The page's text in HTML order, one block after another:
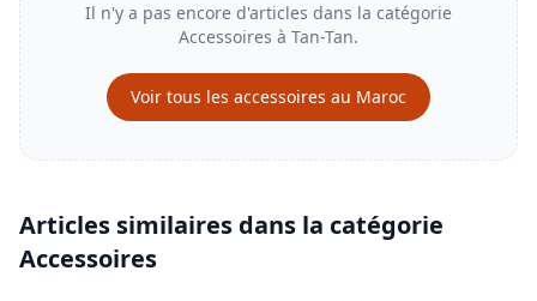
Il n'y a pas encore d'articles dans la catégorie
Accessoires à Tan-Tan.
Voir tous les accessoires au Maroc
Articles similaires dans la catégorie
Accessoires